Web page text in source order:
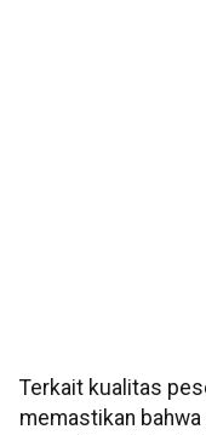
Terkait kualitas
memastikan